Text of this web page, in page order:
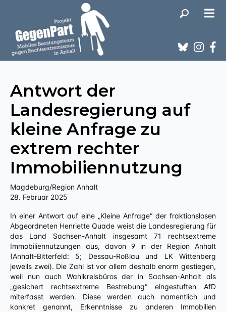
Antwort der
Landesregierung auf
kleine Anfrage zu
extrem rechter
Immobiliennutzung
Magdeburg/Region Anhalt
28. Februar 2025
In einer Antwort auf eine „Kleine Anfrage“ der fraktionslosen
Abgeordneten Henriette Quade weist die Landesregierung für
das Land Sachsen-Anhalt insgesamt 71 rechtsextreme
Immobiliennutzungen aus, davon 9 in der Region Anhalt
(Anhalt-Bitterfeld: 5; Dessau-Roßlau und LK Wittenberg
jeweils zwei). Die Zahl ist vor allem deshalb enorm gestiegen,
weil nun auch Wahlkreisbüros der in Sachsen-Anhalt als
„gesichert rechtsextreme Bestrebung“ eingestuften AfD
miterfasst werden. Diese werden auch namentlich und
konkret genannt, Erkenntnisse zu anderen Immobilien